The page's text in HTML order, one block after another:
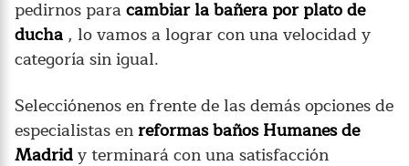
pedirnos paracambiar la bañera por plato de
ducha , lo vamos a lograr con una velocidad y
categoría sin igual.
Selecciónenos en frente de las demás opciones de
especialistas enreformas baños Humanes de
Madridy terminará con una satisfacción